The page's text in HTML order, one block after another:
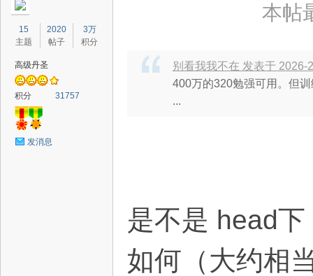
15
主题
2020
帖子
3万
积分
高级丹圣
积分 31757
发消息
本帖
别看我我不在 发表于 2026-
400万的320勉强可用。但
...
是不是 head
如何（大约相